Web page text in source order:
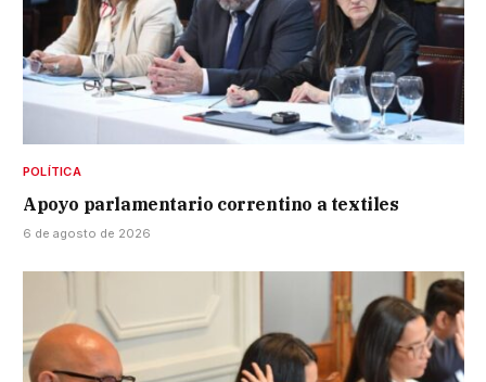
POLÍTICA
Apoyo parlamentario correntino a textiles
6 de agosto de 2026